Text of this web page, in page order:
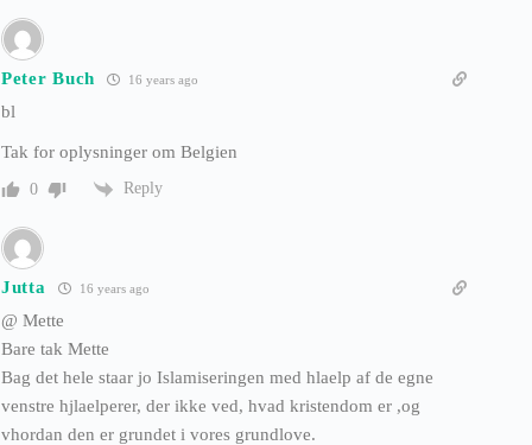
Peter Buch 16 years ago
bl
Tak for oplysninger om Belgien
0 Reply
Jutta 16 years ago
@ Mette
Bare tak Mette
Bag det hele staar jo Islamiseringen med hlaelp af de egne
venstre hjlaelperer, der ikke ved, hvad kristendom er ,og
vhordan den er grundet i vores grundlove.